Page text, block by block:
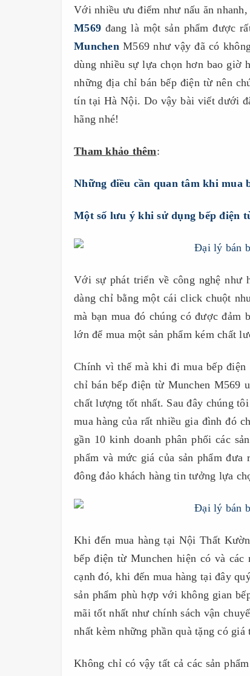
Với nhiều ưu điểm như nấu ăn
M569 đang là một sản phẩm được
Munchen M569 như vậy đã có
dùng nhiều sự lựa chọn hơn bao giờ
những địa chỉ bán bếp điện từ nên
tín tại Hà Nội. Do vậy bài viết dưới
hãng nhé!
Tham khảo thêm:
Những điều cần quan tâm khi mua
Một số lưu ý khi sử dụng bếp điện
Với sự phát triển về công nghệ như
dàng chỉ bằng một cái click chuột
mà bạn mua đó chúng có được đảm
lớn để mua một sản phẩm kém chất
Chính vì thế mà khi đi mua bếp
chỉ bán bếp điện từ Munchen M569
chất lượng tốt nhất. Sau đây chúng
mua hàng của rất nhiều gia đình đó
gần 10 kinh doanh phân phối các
phẩm và mức giá của sản phẩm
đông đảo khách hàng tin tưởng lựa
Khi đến mua hàng tại Nội Thất
bếp điện từ Munchen hiện có và
cạnh đó, khi đến mua hàng tại đây
sản phẩm phù hợp với không gian
mãi tốt nhất như chính sách vận
nhất kèm những phần quà tặng có giá
Không chỉ có vậy tất cả các sản